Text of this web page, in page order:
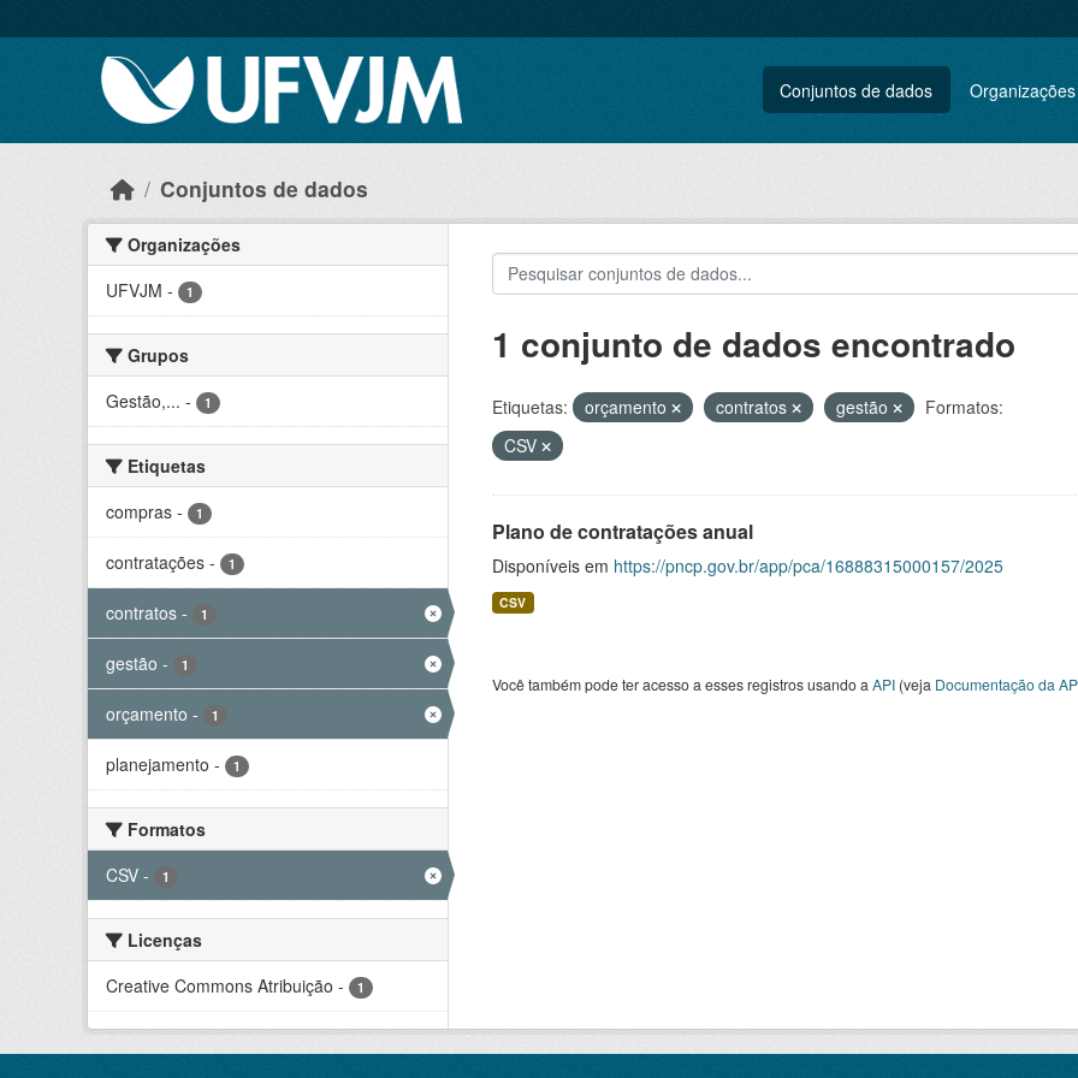
Conjuntos de dados Organizações
Conjuntos de dados
Organizações
UFVJM - 1
Grupos
Gestão,... - 1
Etiquetas
compras - 1
contratações - 1
contratos - 1
gestão - 1
orçamento - 1
planejamento - 1
Formatos
CSV - 1
Licenças
Creative Commons Atribuição - 1
1 conjunto de dados encontrado
Etiquetas: orçamento contratos gestão
Formatos:
CSV
Plano de contratações anual
Disponíveis em https://pncp.gov.br/app/pca/16888315000157/2025
CSV
Você também pode ter acesso a esses registros usando a API(veja Documentação da